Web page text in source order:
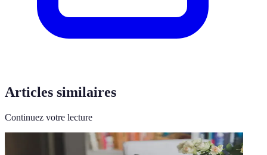
Articles similaires
Continuez votre lecture